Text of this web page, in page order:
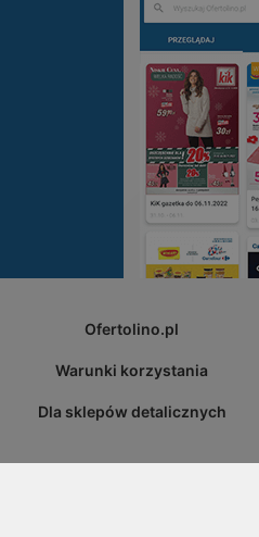
Ofertolino.pl
Warunki korzystania
Dla sklepów detalicznych